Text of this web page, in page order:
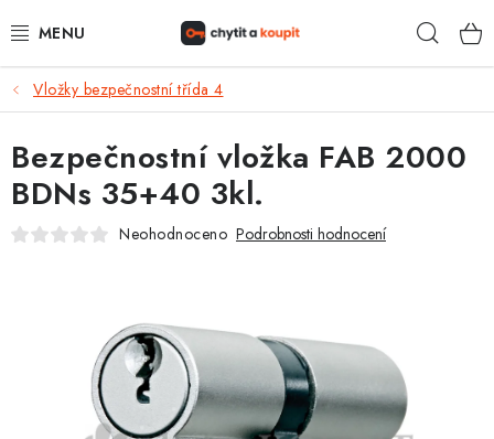
na
DŮM, BYT, ZAHRADA
ZÁMEČNICTVÍ - ZABEZPEČENÍ
KANCELÁŘ
ZÁMEČNICKÉ SLUŽBY
KONTAKTY
Vložky bezpečnostní třída 4
Bezpečnostní vložka FAB 2000
BDNs 35+40 3kl.
Neohodnoceno Podrobnosti hodnocení